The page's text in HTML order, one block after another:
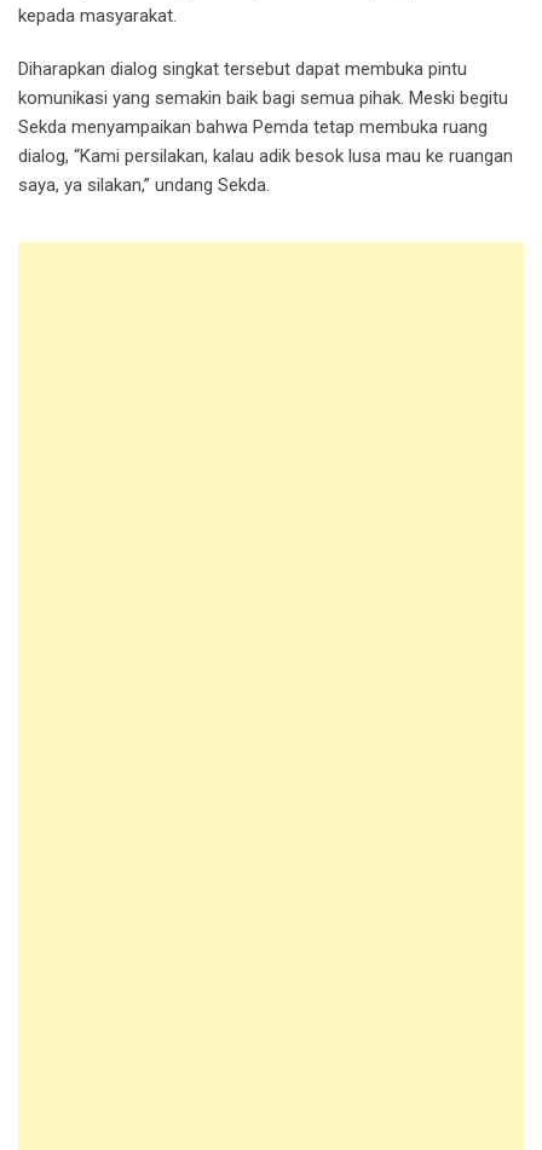
kepada masyarakat.
Diharapkan dialog singkat tersebut dapat membuka pintu
komunikasi yang semakin baik bagi semua pihak. Meski begitu
Sekda menyampaikan bahwa Pemda tetap membuka ruang
dialog, “Kami persilakan, kalau adik besok lusa mau ke ruangan
saya, ya silakan,” undang Sekda.